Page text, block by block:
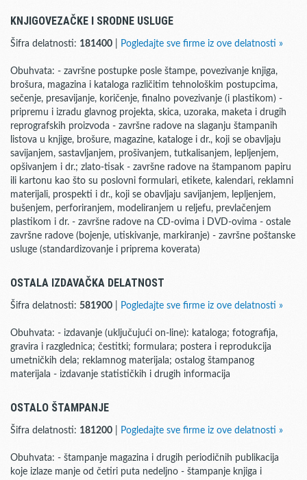
KNJIGOVEZAČKE I SRODNE USLUGE
Šifra delatnosti: 181400 Pogledajte sve firme iz ove delatnosti »
Obuhvata: - završne postupke posle štampe, povezivanje knjiga,
brošura, magazina i kataloga različitim tehnološkim postupcima,
sečenje, presavijanje, koričenje, finalno povezivanje (i plastikom) -
pripremu i izradu glavnog projekta, skica, uzoraka, maketa i drugih
reprografskih proizvoda - završne radove na slaganju štampanih
listova u knjige, brošure, magazine, kataloge i dr., koji se obavljaju
savijanjem, sastavljanjem, prošivanjem, tutkalisanjem, lepljenjem,
opšivanjem i dr.; zlato-tisak - završne radove na štampanom papiru
ili kartonu kao što su poslovni formulari, etikete, kalendari, reklamni
materijali, prospekti i dr., koji se obavljaju savijanjem, lepljenjem,
bušenjem, perforiranjem, modeliranjem u reljefu, prevlačenjem
plastikom i dr. - završne radove na CD-ovima i DVD-ovima - ostale
završne radove (bojenje, utiskivanje, markiranje) - završne poštanske
usluge (standardizovanje i priprema koverata)
OSTALA IZDAVAČKA DELATNOST
Šifra delatnosti: 581900 Pogledajte sve firme iz ove delatnosti »
Obuhvata: - izdavanje (uključujući on-line): kataloga; fotografija,
gravira i razglednica; čestitki; formulara; postera i reprodukcija
umetničkih dela; reklamnog materijala; ostalog štampanog
materijala - izdavanje statističkih i drugih informacija
OSTALO ŠTAMPANJE
Šifra delatnosti: 181200 Pogledajte sve firme iz ove delatnosti »
Obuhvata: - štampanje magazina i drugih periodičnih publikacija
koje izlaze manje od četiri puta nedeljno - štampanje knjiga i